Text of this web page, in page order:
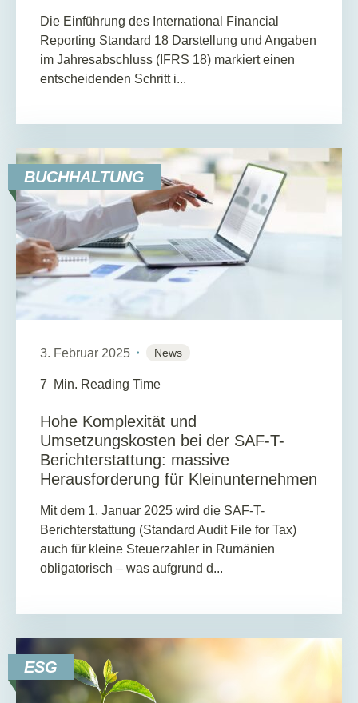
Die Einführung des International Financial
Reporting Standard 18 Darstellung und Angaben
im Jahresabschluss (IFRS 18) markiert einen
entscheidenden Schritt i...
BUCHHALTUNG
3. Februar 2025 News
7 Min. Reading Time
Hohe Komplexität und
Umsetzungskosten bei der SAF-T-
Berichterstattung: massive
Herausforderung für Kleinunternehmen
Mit dem 1. Januar 2025 wird die SAF-T-
Berichterstattung (Standard Audit File for Tax)
auch für kleine Steuerzahler in Rumänien
obligatorisch – was aufgrund d...
ESG